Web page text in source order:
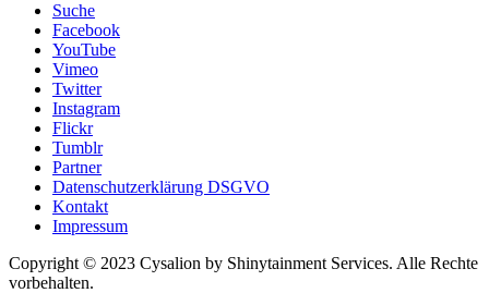
Suche
Facebook
YouTube
Vimeo
Twitter
Instagram
Flickr
Tumblr
Partner
Datenschutzerklärung DSGVO
Kontakt
Impressum
Copyright © 2023 Cysalion by Shinytainment Services. Alle Rechte
vorbehalten.